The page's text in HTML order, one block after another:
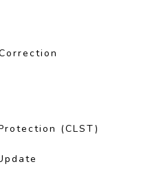
(CLST)